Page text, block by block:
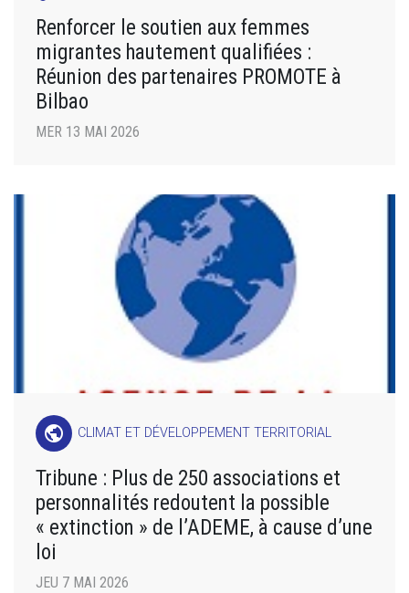
Renforcer le soutien aux femmes
migrantes hautement qualifiées :
Réunion des partenaires PROMOTE à
Bilbao
MER 13 MAI 2026
public CLIMAT ET DÉVELOPPEMENT TERRITORIAL
Tribune : Plus de 250 associations et
personnalités redoutent la possible
« extinction » de l’ADEME, à cause d’une
loi
JEU 7 MAI 2026